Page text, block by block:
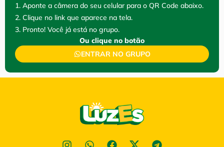
1. Aponte a câmera do seu celular para o QR Code abaixo.
2. Clique no link que aparece na tela.
3. Pronto! Você já está no grupo.
Ou clique no botão
ENTRAR NO GRUPO